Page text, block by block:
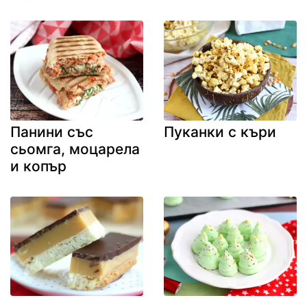
Панини със
сьомга, моцарела
и копър
Пуканки с къри